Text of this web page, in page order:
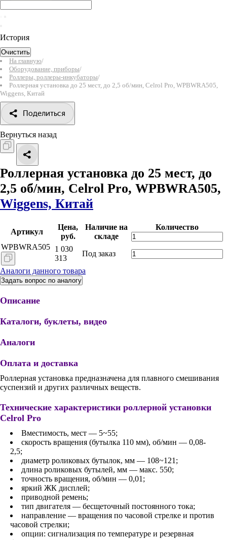
История
Очистить
На главную/
Оборудование, приборы/
Роллеры, роллеры-инкубаторы/
Роллерная установка до 25 мест, до 2,5 об/мин, Celrol Pro, WPBWRA505,
Wiggens, Китай
Поделиться
Вернуться назад
Роллерная установка до 25 мест, до
2,5 об/мин, Celrol Pro, WPBWRA505,
Wiggens, Китай
Артикул
Цена,
руб.
Наличие на
складе
Количество
WPBWRA505 1 030
313
Под заказ
Аналоги данного товара
Задать вопрос по аналогу
Описание
Каталоги, буклеты, видео
Аналоги
Оплата и доставка
Роллерная установка предназначена для плавного смешивания
суспензий и других различных веществ.
Технические характеристики роллерной установки
Celrol Pro
Вместимость, мест — 5~55;
скорость вращения (бутылка 110 мм), об/мин — 0,08-
2,5;
диаметр роликовых бутылок, мм — 108~121;
длина роликовых бутылей, мм — макс. 550;
точность вращения, об/мин — 0,01;
яркий ЖК дисплей;
приводной ремень;
тип двигателя — бесщеточный постоянного тока;
направление — вращения по часовой стрелке и против
часовой стрелки;
опции: сигнализация по температуре и резервная